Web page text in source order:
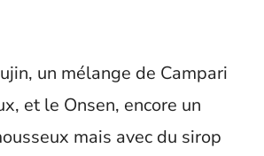
un mélange de Campari
et le Onsen, encore un
mais avec du sirop